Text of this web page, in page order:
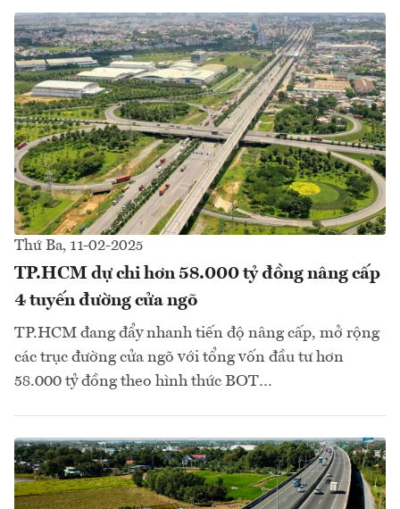
Thứ Ba, 11-02-2025
TP.HCM dự chi hơn 58.000 tỷ đồng nâng cấp
4 tuyến đường cửa ngõ
TP.HCM đang đẩy nhanh tiến độ nâng cấp, mở rộng
các trục đường cửa ngõ với tổng vốn đầu tư hơn
58.000 tỷ đồng theo hình thức BOT…